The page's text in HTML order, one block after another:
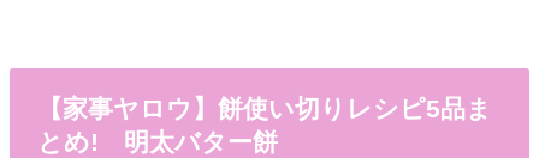
【家事ヤロウ】餅使い切りレシピ5品ま
とめ! 明太バター餅